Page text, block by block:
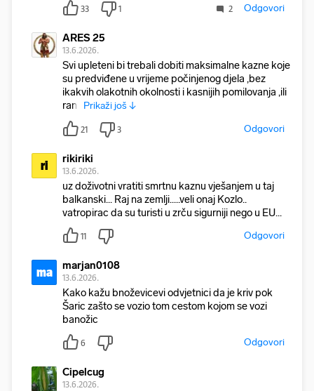
33 1 2 Odgovori
ARES 25
13.6.2026.
Svi upleteni bi trebali dobiti maksimalne kazne koje
su predviđene u vrijeme počinjenog djela ,bez
ikakvih olakotnih okolnosti i kasnijih pomilovanja ,ili
ranij Prikaži još ↓
21 3 Odgovori
ri rikiriki
13.6.2026.
uz doživotni vratiti smrtnu kaznu vješanjem u taj
balkanski... Raj na zemlji.....veli onaj Kozlo..
vatropirac da su turisti u zrču sigurniji nego u EU...
11 Odgovori
ma marjan0108
13.6.2026.
Kako kažu bnoževicevi odvjetnici da je kriv pok
Šaric zašto se vozio tom cestom kojom se vozi
banožic
6 Odgovori
Cipelcug
13.6.2026.